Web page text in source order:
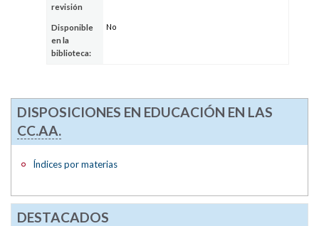
revisión
Disponible
en la
biblioteca:
No
DISPOSICIONES EN EDUCACIÓN EN LAS
CC.AA.
Índices por materias
DESTACADOS